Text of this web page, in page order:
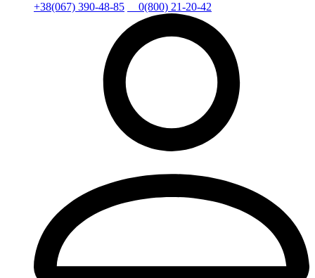
+38(067) 390-48-85 0(800) 21-20-42